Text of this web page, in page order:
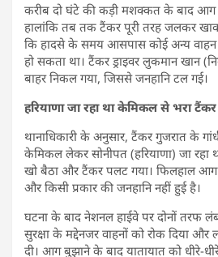
करीब दो घंटे की कड़ी मशक्कत के बाद आग
हालांकि तब तक टैंकर पूरी तरह जलकर खाक
कि हादसे के समय आसपास कोई अन्य वाहन
हो सकता था। टैंकर ड्राइवर लुकमान खान
बाहर निकल गया, जिससे जनहानि टल गई।
हरियाणा जा रहा था केमिकल से भरा टैंकर
थानाधिकारी के अनुसार, टैंकर गुजरात के
केमिकल लेकर सोनीपत (हरियाणा) जा रहा
खो बैठा और टैंकर पलट गया। फिलहाल आग
और किसी प्रकार की जनहानि नहीं हुई है।
घटना के बाद नेशनल हाईवे पर दोनों तरफ
सुरक्षा के मद्देनजर वाहनों को रोक दिया और
दी। आग बुझाने के बाद यातायात को धीरे-